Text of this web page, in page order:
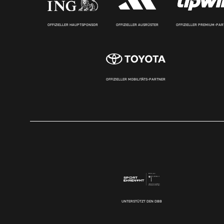
OFFIZIELLER HAUPTSPONSOR OFFIZIELLER AUSRÜSTER OFFIZIELLER PREMIUM-
OFFIZIELLER MOBILITÄTS-PARTNER
UNTERSTÜTZT DEN DBB